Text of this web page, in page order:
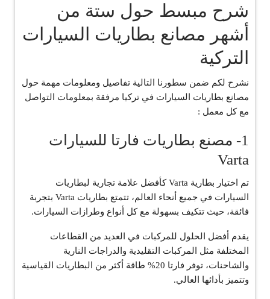
شرح مبسط حول ستة من
أشهر مصانع بطاريات السيارات
التركية
نشرح لكم ضمن سطورنا التالية تفاصيل ومعلومات مهمة حول
مصانع بطاريات السيارات في تركيا مرفقة بمعلومات التواصل
مع كل معمل :
1- مصنع بطاريات فارتا للسيارات
Varta
تم اختيار بطارية Varta كأفضل علامة تجارية لبطاريات
السيارات في جميع أنحاء العالم، تتمتع بطاريات Varta بتجربة
فائقة، حيث تتكيف بسهولة مع كل أنواع وطرازات السيارات.
يقدم أفضل الحلول للمركبات في العديد من القطاعات
المختلفة مثل المركبات التقليدية والدراجات النارية
والشاحنات، توفر فارتا 20% طاقة أكثر من البطاريات القياسية
وتتميز بأدائها العالي.